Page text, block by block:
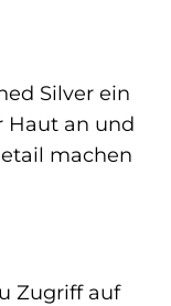
Silver ein
Haut an und
machen
Zugriff auf